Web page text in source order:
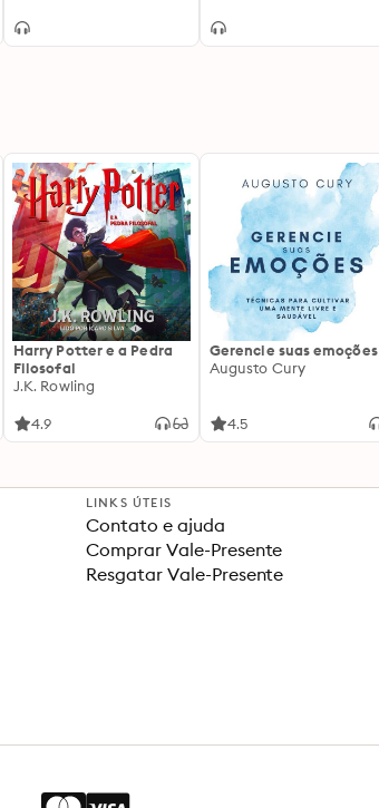
Harry Potter e a Pedra
Filosofal
J.K. Rowling
4.9
Gerencie suas emoções
Augusto Cury
4.5
LINKS ÚTEIS
Contato e ajuda
Comprar Vale-Presente
Resgatar Vale-Presente